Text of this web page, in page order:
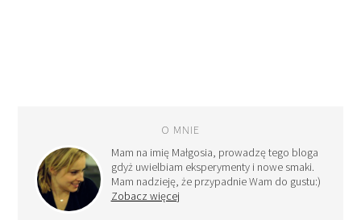
O MNIE
Mam na imię Małgosia, prowadzę tego bloga
gdyż uwielbiam eksperymenty i nowe smaki.
Mam nadzieję, że przypadnie Wam do gustu:)
Zobacz więcej